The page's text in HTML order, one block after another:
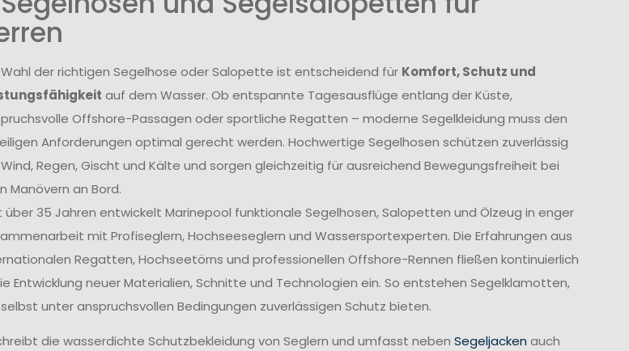
Wahl der richtigen Segelhose oder Salopette ist entscheidend für Komfort, Schutz und
auf dem Wasser. Ob entspannte Tagesausflüge entlang der Küste,
Offshore-Passagen oder sportliche Regatten – moderne Segelkleidung muss den
Anforderungen optimal gerecht werden. Hochwertige Segelhosen schützen zuverlässig
Regen, Gischt und Kälte und sorgen gleichzeitig für ausreichend Bewegungsfreiheit bei
Manövern an Bord.
über 35 Jahren entwickelt Marinepool funktionale Segelhosen, Salopetten und Ölzeug in enger
mit Profiseglern, Hochseeseglern und Wassersportexperten. Die Erfahrungen aus
Regatten, Hochseetörns und professionellen Offshore-Rennen fließen kontinuierlich
Entwicklung neuer Materialien, Schnitte und Technologien ein. So entstehen Segelklamotten,
unter anspruchsvollen Bedingungen zuverlässigen Schutz bieten.
die wasserdichte Schutzbekleidung von Seglern und umfasst neben Segeljacken auch